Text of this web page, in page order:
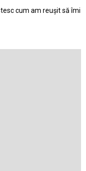
cum am reușit să îmi